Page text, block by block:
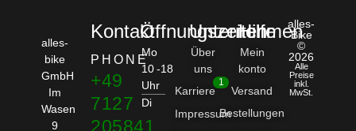
alles-
bike
GmbH
Im
Wasen
9
Kontakt
PHONE
+49
7127
205841
Öffnungszeiten
Mo
10 -18
Uhr
Di
Unternehmen
Über
uns
Karriere
1
Impressum
Hilfe
Mein
konto
Versand
Bestellungen
alles-
Bike
©
2026
Alle
Preise
inkl.
MwSt.